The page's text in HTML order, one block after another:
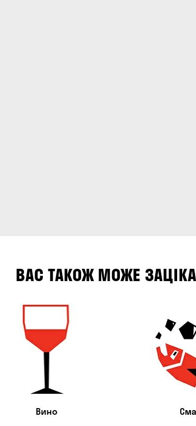
ВАС ТАКОЖ МОЖЕ
Вино